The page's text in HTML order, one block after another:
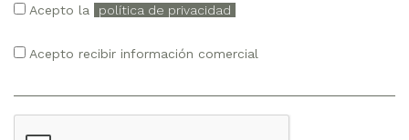
Acepto la política de privacidad
Acepto recibir información comercial